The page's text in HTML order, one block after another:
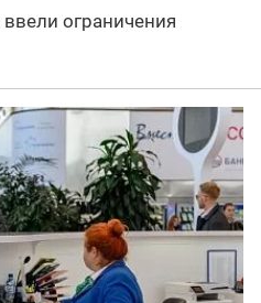
ограничения